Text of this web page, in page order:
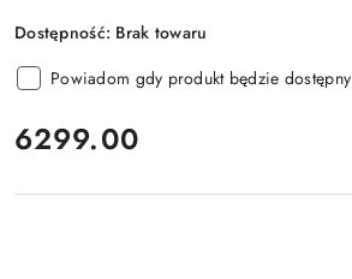
Dostępność: Brak towaru
Powiadom gdy produkt będzie dostępny
cena:
6299.00